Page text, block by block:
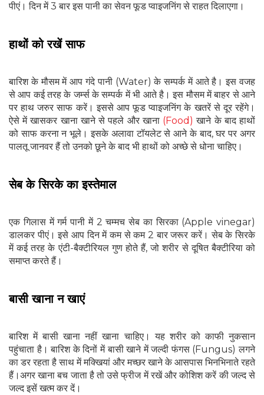
पीएं। दिन में 3 बार इस पानी का सेवन फूड प्वाइजनिंग से राहत दिलाएगा।
हाथों को रखें साफ
बारिश के मौसम में आप गंदे पानी (Water) के सम्‍पर्क में आते है। इस वजह
से आप कई तरह के जर्म्‍स के सम्‍पर्क में भी आते है। इस मौसम में बाहर से आने
पर हाथ जरुर साफ करें। इससे आप फूड प्‍वाइजनिंग के खतरें से दूर रहेंगे।
ऐसे में खासकर खाना खाने से पहले और खाना (Food) खाने के बाद हाथों
को साफ करना न भूले। इसके अलावा टॉयलेट से आने के बाद, घर पर अगर
पालतू जानवर हैं तो उनको छूने के बाद भी हाथों को अच्छे से धोना चाहिए।
सेब के सिरके का इस्तेमाल
एक गिलास में गर्म पानी में 2 चम्मच सेब का ​सिरका (Apple vinegar)
डालकर पीएं। इसे आप दिन में कम से कम 2 बार जरूर करें। सेब के सिरके
में कई तरह के एंटी-बैक्टीरियल गुण होते हैं, जो शरीर से दूषित बैक्टीरिया को
समाप्त करते हैं।
बासी खाना न खाएं
बारिश में बासी खाना नहीं खाना चाहिए। यह शरीर को काफी नुकसान
पहुंचाता है। बारिश के द‍िनों में बासी खाने में जल्‍दी फंगस (Fungus) लगने
का डर रहता है साथ में मक्खियां और मच्‍छर खाने के आसपास भिनभिनाते रहते
हैं।अगर खाना बच जाता है तो उसे फ्रीज में रखें और कोशिश करें की जल्‍द से
जल्‍द इसें खत्‍म कर दें।